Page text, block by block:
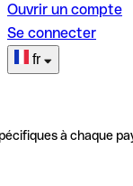
Ouvrir un compte
Se connecter
fr
à chaque